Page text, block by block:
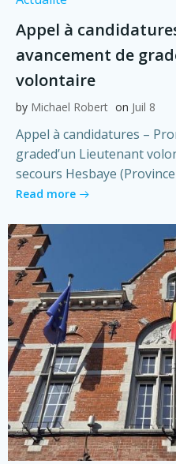
Appel à
avancement de
volontaire
by Michael Robert on Juil 8
Appel à candidatures –
graded’un Lieutenant
secours Hesbaye
Read more